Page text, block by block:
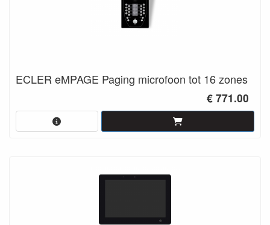
ECLER eMPAGE Paging microfoon tot 16 zones
€ 771.00